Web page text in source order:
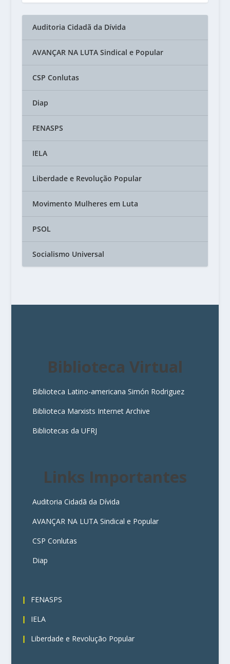
Auditoria Cidadã da Dívida
AVANÇAR NA LUTA Sindical e Popular
CSP Conlutas
Diap
FENASPS
IELA
Liberdade e Revolução Popular
Movimento Mulheres em Luta
PSOL
Socialismo Universal
Biblioteca Virtual
Biblioteca Latino-americana Simón Rodriguez
Biblioteca Marxists Internet Archive
Bibliotecas da UFRJ
Links Importantes
Auditoria Cidadã da Dívida
AVANÇAR NA LUTA Sindical e Popular
CSP Conlutas
Diap
FENASPS
IELA
Liberdade e Revolução Popular